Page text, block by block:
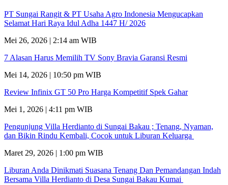
PT Sungai Rangit & PT Usaha Agro Indonesia Mengucapkan
Selamat Hari Raya Idul Adha 1447 H/ 2026
Mei 26, 2026 | 2:14 am WIB
7 Alasan Harus Memilih TV Sony Bravia Garansi Resmi
Mei 14, 2026 | 10:50 pm WIB
Review Infinix GT 50 Pro Harga Kompetitif Spek Gahar
Mei 1, 2026 | 4:11 pm WIB
Pengunjung Villa Herdianto di Sungai Bakau ; Tenang, Nyaman,
dan Bikin Rindu Kembali, Cocok untuk Liburan Keluarga
Maret 29, 2026 | 1:00 pm WIB
Liburan Anda Dinikmati Suasana Tenang Dan Pemandangan Indah
Bersama Villa Herdianto di Desa Sungai Bakau Kumai